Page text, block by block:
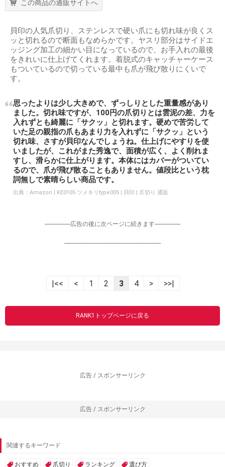
この商品の通販サイトへ
貝印の人気爪切り、ステンレスで硬い爪にも切れ味が良くス
ッと切れるので断面もなめらかです。ヤスリ部分はサイドエ
ッジング加工の細かい目になっているので、お手入れの最後
をきれいに仕上げてくれます。着脱式のキャッチャーケース
もついているので切っている最中も爪が飛び散りにくいで
す。
思ったよりは少し大きめで、ずっしりとした重量感があり
ました。切れ味ですが、100円の爪切りとは雲泥の差、力を
入れずとも綺麗に「サクッ」と切れます。硬めで苦労して
いた足の親指の爪もあまり力を入れずに「サクッ」という
切れ味、さすが貝印なんでしょうね。仕上げにやすりを使
いましたが、これがまた秀逸で、面積が広く、よく削れま
すし、滑らかに仕上がります。本体にはカバーがついてい
るので、爪が飛び散ることもありません。値段比という枕
詞無しで素晴らしい商品です。
出典： Amazon | KE0105 ツメキリtype005 | 貝印 | 爪切り 通販
-----------------広告の後に次ページに続きます-----------------
----------------------------------------------------------------
|<< < 1 2 3 4 > >>|
RANK1トップページに戻る
広告 / スポンサーリンク
広告 / スポンサーリンク
関連するキーワード
おすすめ 爪切り ランキング 選び方